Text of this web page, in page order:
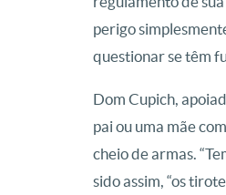
perigo
questionar se têm
Dom Cupich,
pai ou uma mãe
cheio de armas.
sido assim, “os